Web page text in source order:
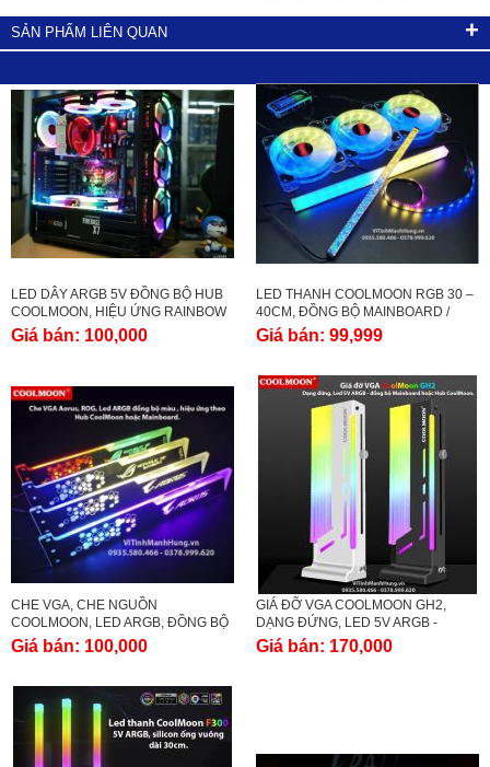
SẢN PHẨM LIÊN QUAN +
LED DÂY ARGB 5V ĐỒNG BỘ HUB
COOLMOON, HIỆU ỨNG RAINBOW
– AURA – LED ĐUỔI MÀU.
Giá bán: 100,000
LED THANH COOLMOON RGB 30 –
40CM, ĐỒNG BỘ MAINBOARD /
HUB COOLMOON.
Giá bán: 99,999
CHE VGA, CHE NGUỒN
COOLMOON, LED ARGB, ĐỒNG BỘ
MÀU VÀ HIỆU ỨNG THEO HUB
COOLMOON HOẶC MAIBOARD.
Giá bán: 100,000
GIÁ ĐỠ VGA COOLMOON GH2,
DẠNG ĐỨNG, LED 5V ARGB -
ĐỒNG BỘ MAINBOARD HOẶC HUB
Giá bán: 170,000